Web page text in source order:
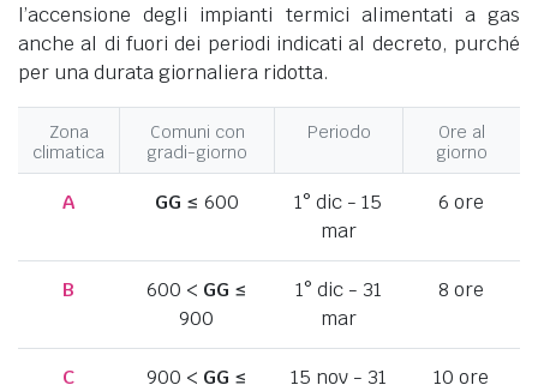
l’accensione degli impianti termici alimentati a gas
anche al di fuori dei periodi indicati al decreto, purché
per una durata giornaliera ridotta.
Zona
climatica
Comuni con
gradi-giorno
Periodo
Ore al
giorno
A GG ≤ 600
1° dic - 15
mar
6 ore
B 600 < GG ≤
900
1° dic - 31
mar
8 ore
C 900 < GG ≤
15 nov - 31
10 ore